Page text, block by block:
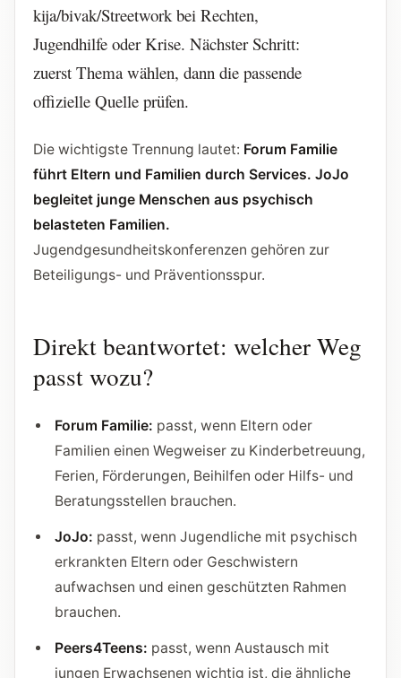
kija/bivak/Streetwork bei Rechten,
Jugendhilfe oder Krise. Nächster Schritt:
zuerst Thema wählen, dann die passende
offizielle Quelle prüfen.
Die wichtigste Trennung lautet: Forum Familie
führt Eltern und Familien durch Services. JoJo
begleitet junge Menschen aus psychisch
belasteten Familien.
Jugendgesundheitskonferenzen gehören zur
Beteiligungs- und Präventionsspur.
Direkt beantwortet: welcher Weg
passt wozu?
Forum Familie: passt, wenn Eltern oder
Familien einen Wegweiser zu Kinderbetreuung,
Ferien, Förderungen, Beihilfen oder Hilfs- und
Beratungsstellen brauchen.
JoJo: passt, wenn Jugendliche mit psychisch
erkrankten Eltern oder Geschwistern
aufwachsen und einen geschützten Rahmen
brauchen.
Peers4Teens: passt, wenn Austausch mit
jungen Erwachsenen wichtig ist, die ähnliche